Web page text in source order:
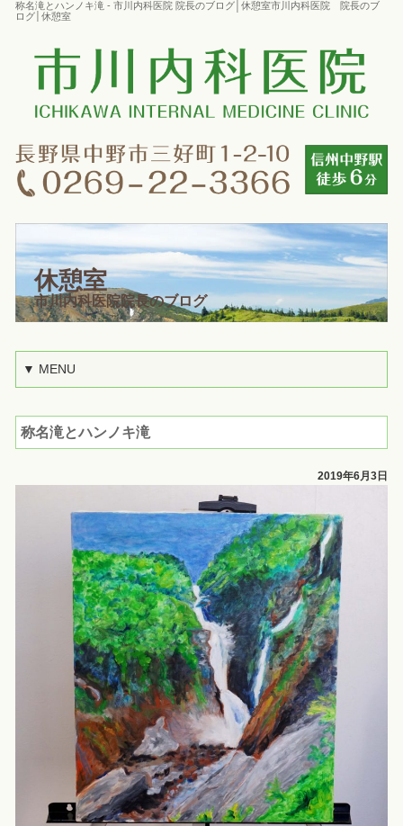
称名滝とハンノキ滝 - 市川内科医院 院長のブログ│休憩室市川内科医院 院長のブ
ログ│休憩室
休憩室
市川内科医院院長のブログ
▼ MENU
称名滝とハンノキ滝
2019年6月3日